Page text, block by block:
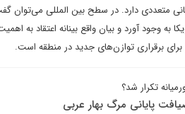
متعددی دارد. در سطح بین المللی
به وجود آورد و بیان واقع بینانه اعتقاد به
برای برقراری توازن‌های جدید در منطقه است.
تکرار شد؟
پایانی مرگ بهار عربی